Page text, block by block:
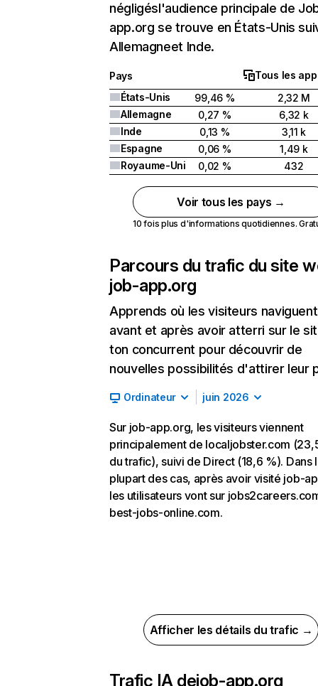
négligésl'audience principale de
app.org se trouve en États-Unis
Allemagneet Inde.
Pays
Tous les
États-Unis
99,46 %
2,32 M
Allemagne
0,27 %
6,32 k
Inde
0,13 %
3,11 k
Espagne
0,06 %
1,49 k
Royaume-Uni
0,02 % 432
Voir tous les pays →
10 fois plus d'informations quotidiennes.
Parcours du trafic du site
job-app.org
Apprends où les visiteurs naviguent
avant et après avoir atterri sur le
ton concurrent pour découvrir de
nouvelles possibilités d'attirer leur
Ordinateur juin 2026
Sur job-app.org, les visiteurs viennent
principalement de localjobster.com
du trafic), suivi de Direct (18,6 %). Dans
plupart des cas, après avoir visité job-
les utilisateurs vont sur
best-jobs-online.com.
Afficher les détails du trafic →
Trafic IA dejob-app.org